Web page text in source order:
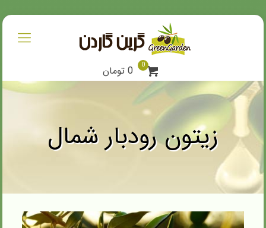
0 0 تومان
زیتون رودبار شمال